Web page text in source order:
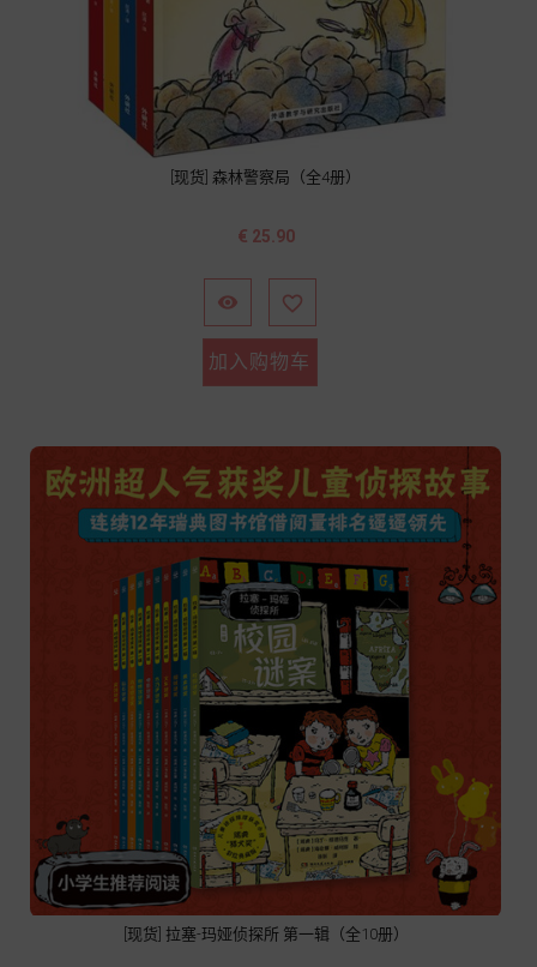
[现货] 森林警察局（全4册）
价
€ 25.90
 
加入购物车
[现货] 拉塞-玛娅侦探所 第一辑（全10册）